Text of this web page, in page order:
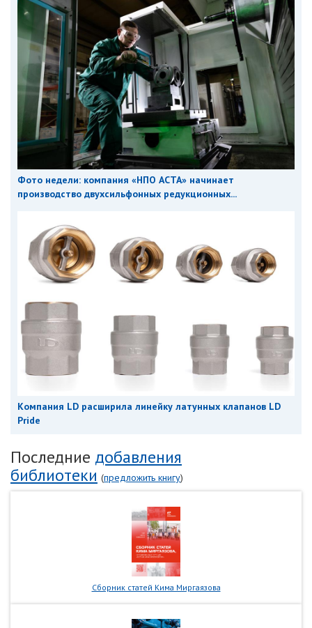
Фото недели: компания «НПО АСТА» начинает
производство двухсильфонных редукционных...
Компания LD расширила линейку латунных клапанов LD
Pride
Последние добавления
библиотеки (предложить книгу)
Сборник статей Кима Миргаязова